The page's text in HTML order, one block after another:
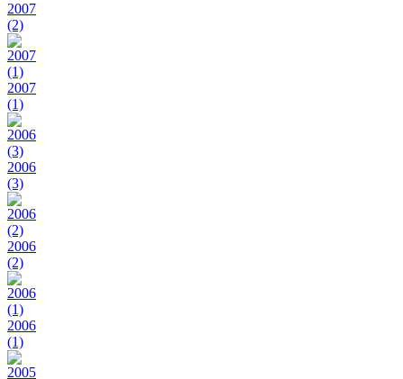
2007
(2)
2007
(1)
2006
(3)
2006
(2)
2006
(1)